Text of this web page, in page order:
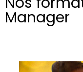
Manager